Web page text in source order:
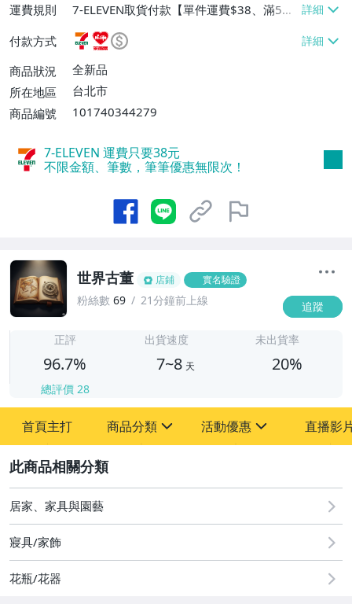
運費規則
7-ELEVEN取貨付款【單件運費$38、滿5件
或消費滿$1298免運費】、7-ELEVEN取貨
不付款【免運費】、萊爾富取貨付款【單件
運費$60、滿5件或消費滿$1298免運
費】、宅配/貨運【單件運費$120、滿5件
付款方式
商品狀況
全新品
所在地區
台北市
商品編號
101740344279
7-ELEVEN 運費只要38元
不限金額、筆數，筆筆優惠無限次！
世界古董 店鋪 實名驗證
粉絲數 69 21分鐘前上線 追蹤
正評
96.7%
總評價 28
出貨速度
7~8 天
未出貨率
20%
首頁主打 商品分類
其它
活動優惠
[全店] 粉絲專享
[全店] 周年慶
直播影
居家、家具與園藝
寢具/家飾
花瓶/花器